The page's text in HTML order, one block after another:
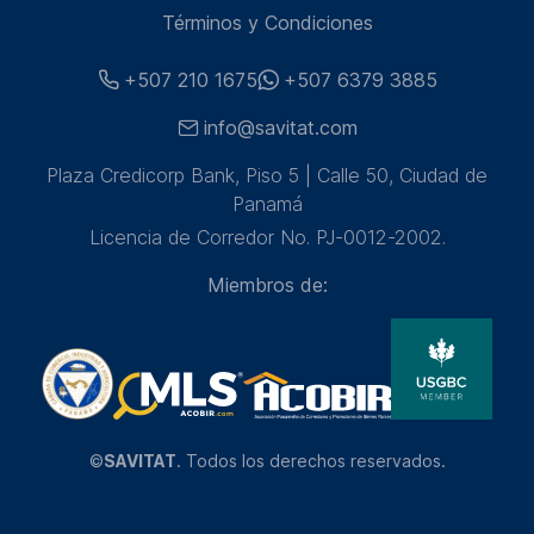
Términos y Condiciones
+507 210 1675
+507 6379 3885
info@savitat.com
Plaza Credicorp Bank, Piso 5 | Calle 50, Ciudad de
Panamá
Licencia de Corredor No. PJ-0012-2002.
Miembros de:
©SAVITAT. Todos los derechos reservados.